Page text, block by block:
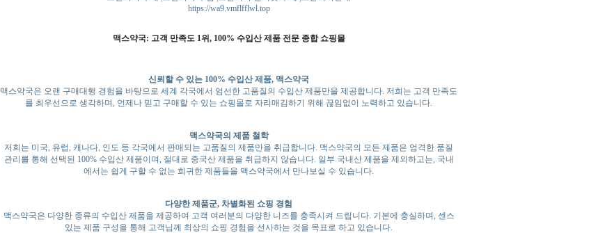
https://wa9.vmflfflwl.top
맥스약국: 고객 만족도 1위, 100% 수입산 제품 전문 종합 쇼핑몰
신뢰할 수 있는 100% 수입산 제품, 맥스약국
맥스약국은 오랜 구매대행 경험을 바탕으로 세계 각국에서 엄선한 고품질의 수입산 제품만을 제공합니다. 저희는 고객 만족도
를 최우선으로 생각하며, 언제나 믿고 구매할 수 있는 쇼핑몰로 자리매김하기 위해 끊임없이 노력하고 있습니다.
맥스약국의 제품 철학
저희는 미국, 유럽, 캐나다, 인도 등 각국에서 판매되는 고품질의 제품만을 취급합니다. 맥스약국의 모든 제품은 엄격한 품질
관리를 통해 선택된 100% 수입산 제품이며, 절대로 중국산 제품을 취급하지 않습니다. 일부 국내산 제품을 제외하고는, 국내
에서는 쉽게 구할 수 없는 희귀한 제품들을 맥스약국에서 만나보실 수 있습니다.
다양한 제품군, 차별화된 쇼핑 경험
맥스약국은 다양한 종류의 수입산 제품을 제공하여 고객 여러분의 다양한 니즈를 충족시켜 드립니다. 기본에 충실하며, 센스
있는 제품 구성을 통해 고객님께 최상의 쇼핑 경험을 선사하는 것을 목표로 하고 있습니다.